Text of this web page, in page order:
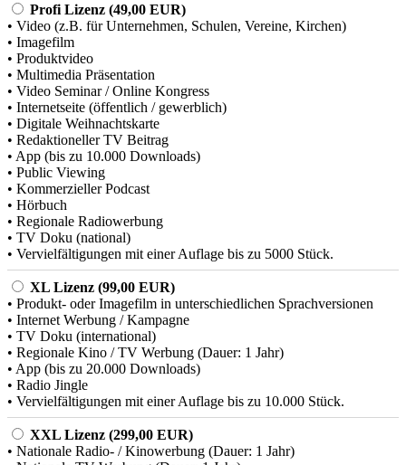
Profi Lizenz (49,00 EUR)
• Video (z.B. für Unternehmen, Schulen, Vereine, Kirchen)
• Imagefilm
• Produktvideo
• Multimedia Präsentation
• Video Seminar / Online Kongress
• Internetseite (öffentlich / gewerblich)
• Digitale Weihnachtskarte
• Redaktioneller TV Beitrag
• App (bis zu 10.000 Downloads)
• Public Viewing
• Kommerzieller Podcast
• Hörbuch
• Regionale Radiowerbung
• TV Doku (national)
• Vervielfältigungen mit einer Auflage bis zu 5000 Stück.
XL Lizenz (99,00 EUR)
• Produkt- oder Imagefilm in unterschiedlichen Sprachversionen
• Internet Werbung / Kampagne
• TV Doku (international)
• Regionale Kino / TV Werbung (Dauer: 1 Jahr)
• App (bis zu 20.000 Downloads)
• Radio Jingle
• Vervielfältigungen mit einer Auflage bis zu 10.000 Stück.
XXL Lizenz (299,00 EUR)
• Nationale Radio- / Kinowerbung (Dauer: 1 Jahr)